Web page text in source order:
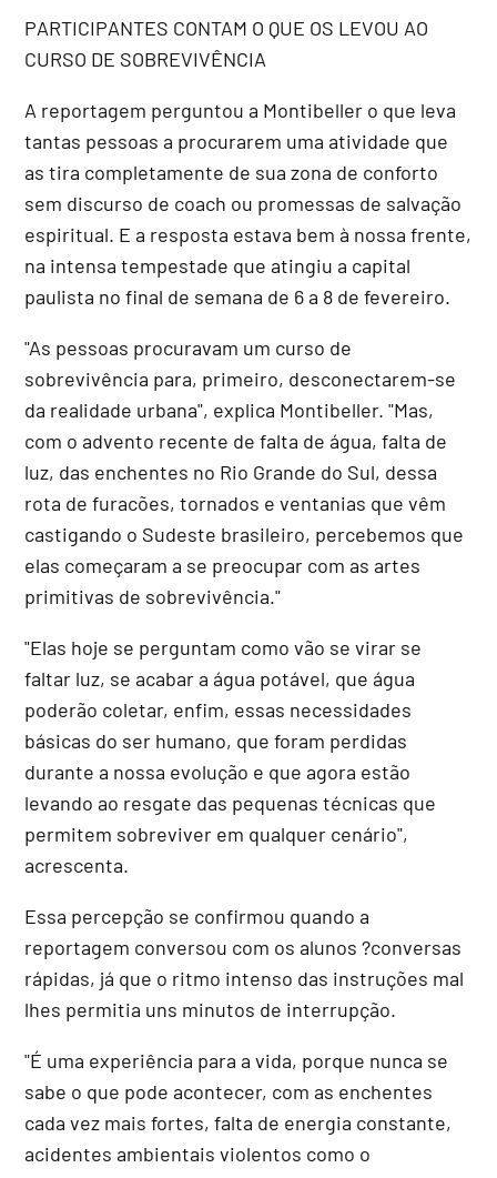
PARTICIPANTES CONTAM O QUE OS LEVOU AO
CURSO DE SOBREVIVÊNCIA
A reportagem perguntou a Montibeller o que leva
tantas pessoas a procurarem uma atividade que
as tira completamente de sua zona de conforto
sem discurso de coach ou promessas de salvação
espiritual. E a resposta estava bem à nossa frente,
na intensa tempestade que atingiu a capital
paulista no final de semana de 6 a 8 de fevereiro.
"As pessoas procuravam um curso de
sobrevivência para, primeiro, desconectarem-se
da realidade urbana", explica Montibeller. "Mas,
com o advento recente de falta de água, falta de
luz, das enchentes no Rio Grande do Sul, dessa
rota de furacões, tornados e ventanias que vêm
castigando o Sudeste brasileiro, percebemos que
elas começaram a se preocupar com as artes
primitivas de sobrevivência."
"Elas hoje se perguntam como vão se virar se
faltar luz, se acabar a água potável, que água
poderão coletar, enfim, essas necessidades
básicas do ser humano, que foram perdidas
durante a nossa evolução e que agora estão
levando ao resgate das pequenas técnicas que
permitem sobreviver em qualquer cenário",
acrescenta.
Essa percepção se confirmou quando a
reportagem conversou com os alunos ?conversas
rápidas, já que o ritmo intenso das instruções mal
lhes permitia uns minutos de interrupção.
"É uma experiência para a vida, porque nunca se
sabe o que pode acontecer, com as enchentes
cada vez mais fortes, falta de energia constante,
acidentes ambientais violentos como o